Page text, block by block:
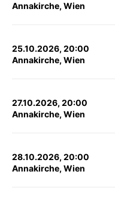
Annakirche, Wien
25.10.2026, 20:00
Annakirche, Wien
27.10.2026, 20:00
Annakirche, Wien
28.10.2026, 20:00
Annakirche, Wien